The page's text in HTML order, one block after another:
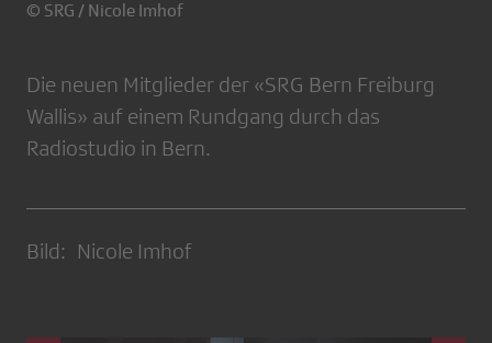
© SRG / Nicole Imhof
Die neuen Mitglieder der «SRG Bern Freiburg
Wallis» auf einem Rundgang durch das
Radiostudio in Bern.
Bild: Nicole Imhof